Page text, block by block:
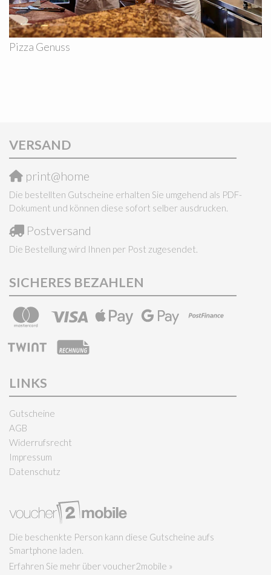
Pizza Genuss
VERSAND
print@home
Die bestellten Gutscheine erhalten Sie umgehend als PDF-
Dokument und können diese sofort selber ausdrucken.
Postversand
Die Bestellung wird Ihnen per Post zugesendet.
SICHERES BEZAHLEN
LINKS
Gutscheine
AGB
Widerrufsrecht
Impressum
Datenschutz
Die beschenkte Person kann diese Gutscheine aufs
Smartphone laden.
Erfahren Sie mehr über voucher2mobile »